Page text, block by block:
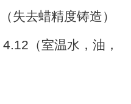
失去蜡精度铸造）
4.12（室温水，油，